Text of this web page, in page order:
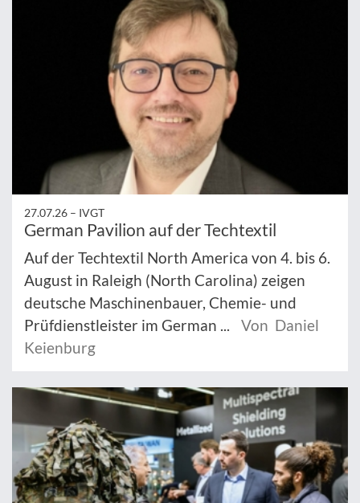
27.07.26 – IVGT
German Pavilion auf der Techtextil
Auf der Techtextil North America von 4. bis 6.
August in Raleigh (North Carolina) zeigen
deutsche Maschinenbauer, Chemie- und
Prüfdienstleister im German ...
Von Daniel
Keienburg